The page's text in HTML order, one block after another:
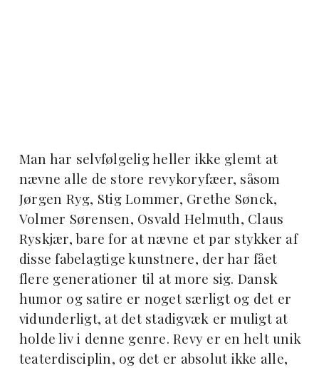
Man har selvfølgelig heller ikke glemt at
nævne alle de store revykoryfæer, såsom
Jørgen Ryg, Stig Lommer, Grethe Sønck,
Volmer Sørensen, Osvald Helmuth, Claus
Ryskjær, bare for at nævne et par stykker af
disse fabelagtige kunstnere, der har fået
flere generationer til at more sig. Dansk
humor og satire er noget særligt og det er
vidunderligt, at det stadigvæk er muligt at
holde liv i denne genre. Revy er en helt unik
teaterdisciplin, og det er absolut ikke alle,